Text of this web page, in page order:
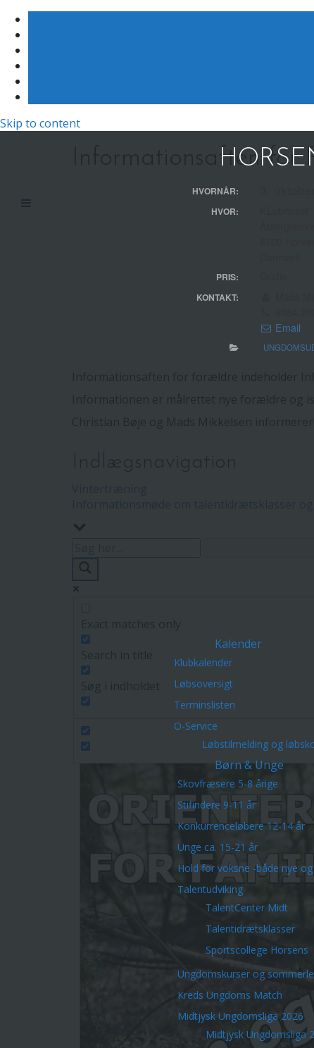
Skip to content
Kalender
Klubkalender
Løbsoversigt
Terminslisten
O-Service
Løbstilmelding og
Børn & Unge
Skovfræsere 5-8 årige
Stifindere 9-11 år
Konkurrenceløbere 12-14 år
Unge ca. 15-21 år
Hold for voksne -både nye
Talentudviking
TalentCenter Midt
Talentidrætsklasser
Sportscollege Horsens
Ungdomskurser og
Kreds Ungdoms Match
Midtjysk Ungdomsliga 2026
Midtjysk Ungdomsliga
Informationsaften for
HVORNÅR:
HVOR:
PRIS:
KONTAKT:
Email
Informationsaften for forældre indeholder
Informationen er målrettet nye forældre og